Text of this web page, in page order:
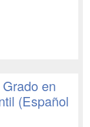
en
(Español